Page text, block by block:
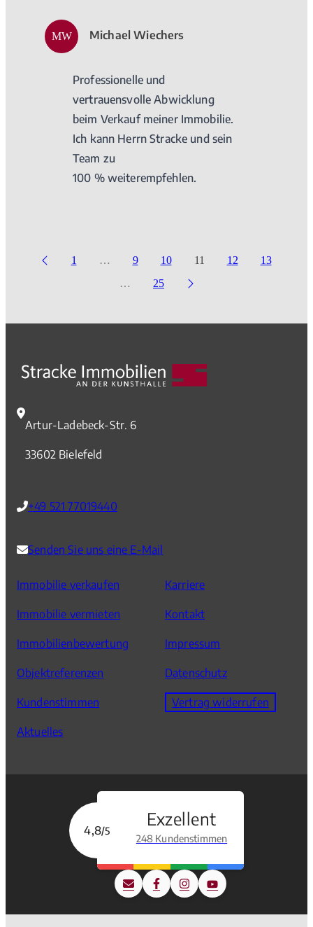
MW Michael Wiechers
Professionelle und
vertrauensvolle Abwicklung
beim Verkauf meiner Immobilie.
Ich kann Herrn Stracke und sein
Team zu
100 % weiterempfehlen.
1 … 9 10 11 12
13
…
25
Artur-Ladebeck-Str. 6
33602 Bielefeld
+49 521 77019440
Senden Sie uns eine E-Mail
Immobilie verkaufen
Immobilie vermieten
Immobilienbewertung
Objektreferenzen
Kundenstimmen
Aktuelles
Karriere
Kontakt
Impressum
Datenschutz
Vertrag widerrufen
4,8/5
Exzellent
248 Kundenstimmen